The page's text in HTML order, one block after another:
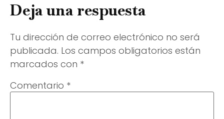
Deja una respuesta
Tu dirección de correo electrónico no será
publicada. Los campos obligatorios están
marcados con *
Comentario *